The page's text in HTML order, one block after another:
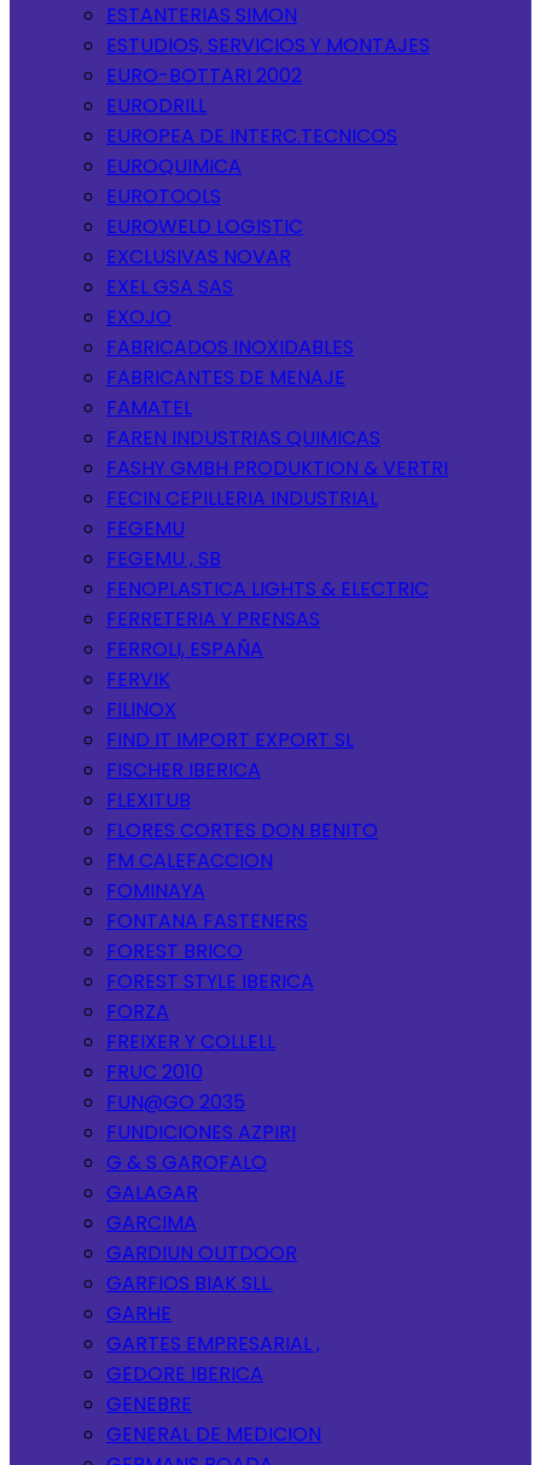
ESTANTERIAS SIMON
ESTUDIOS, SERVICIOS Y MONTAJES
EURO-BOTTARI 2002
EURODRILL
EUROPEA DE INTERC.TECNICOS
EUROQUIMICA
EUROTOOLS
EUROWELD LOGISTIC
EXCLUSIVAS NOVAR
EXEL GSA SAS
EXOJO
FABRICADOS INOXIDABLES
FABRICANTES DE MENAJE
FAMATEL
FAREN INDUSTRIAS QUIMICAS
FASHY GMBH PRODUKTION & VERTRI
FECIN CEPILLERIA INDUSTRIAL
FEGEMU
FEGEMU , SB
FENOPLASTICA LIGHTS & ELECTRIC
FERRETERIA Y PRENSAS
FERROLI, ESPAÑA
FERVIK
FILINOX
FIND IT IMPORT EXPORT SL
FISCHER IBERICA
FLEXITUB
FLORES CORTES DON BENITO
FM CALEFACCION
FOMINAYA
FONTANA FASTENERS
FOREST BRICO
FOREST STYLE IBERICA
FORZA
FREIXER Y COLLELL
FRUC 2010
FUN@GO 2035
FUNDICIONES AZPIRI
G & S GAROFALO
GALAGAR
GARCIMA
GARDIUN OUTDOOR
GARFIOS BIAK SLL.
GARHE
GARTES EMPRESARIAL ,
GEDORE IBERICA
GENEBRE
GENERAL DE MEDICION